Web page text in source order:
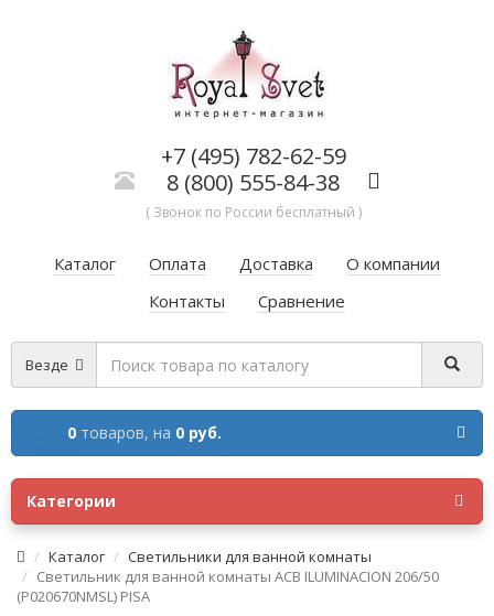
+7 (495) 782-62-59
8 (800) 555-84-38
( Звонок по России бесплатный )
Каталог Оплата Доставка
О компании
Контакты
Сравнение
Везде
0 товаров, на 0 руб.
Категории
Каталог
Светильники для ванной комнаты
Светильник для ванной комнаты ACB ILUMINACION 206/50
(P020670NMSL) PISA